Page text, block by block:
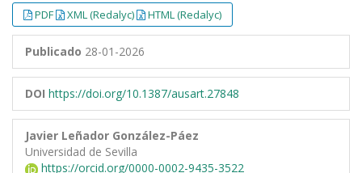
PDF XML (Redalyc) HTML (Redalyc)
Publicado 28-01-2026
DOI https://doi.org/10.1387/ausart.27848
Javier Leñador González-Páez
Universidad de Sevilla
https://orcid.org/0000-0002-9435-3522